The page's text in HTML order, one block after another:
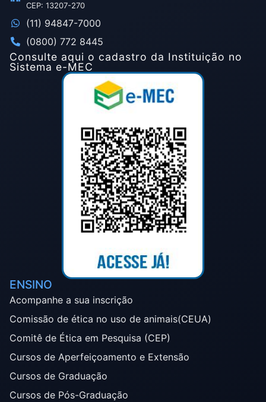
CEP: 13207-270
(11) 94847-7000
(0800) 772 8445
Consulte aqui o cadastro da Instituição no
Sistema e-MEC
ENSINO
Acompanhe a sua inscrição
Comissão de ética no uso de animais(CEUA)
Comitê de Ética em Pesquisa (CEP)
Cursos de Aperfeiçoamento e Extensão
Cursos de Graduação
Cursos de Pós-Graduação